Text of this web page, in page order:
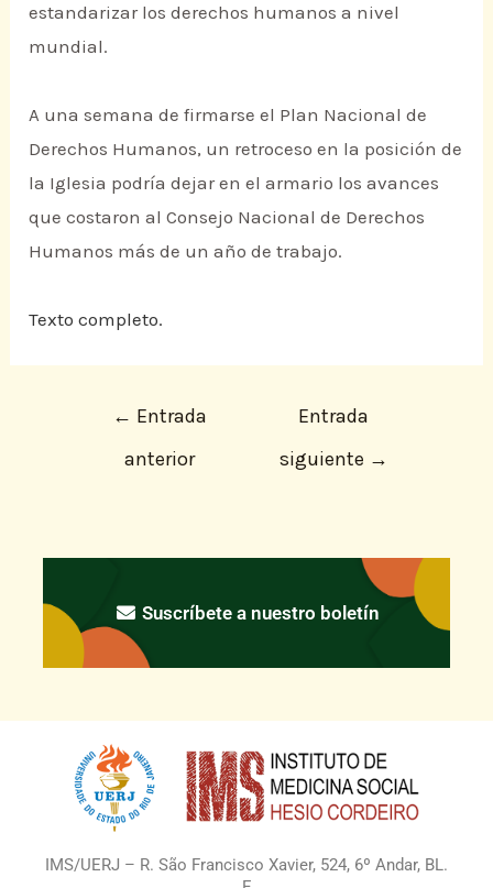
estandarizar los derechos humanos a nivel
mundial.
A una semana de firmarse el Plan Nacional de
Derechos Humanos, un retroceso en la posición de
la Iglesia podría dejar en el armario los avances
que costaron al Consejo Nacional de Derechos
Humanos más de un año de trabajo.
Texto completo.
← Entrada
anterior
Entrada
siguiente →
Suscríbete a nuestro boletín
IMS/UERJ – R. São Francisco Xavier, 524, 6º Andar, BL.